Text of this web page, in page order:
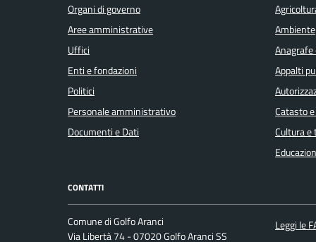
Organi di governo
Aree amministrative
Uffici
Enti e fondazioni
Politici
Personale amministrativo
Documenti e Dati
Ambiente
Appalti
Catasto
Cultura e
CONTATTI
Comune di Golfo Aranci
Via Libertà 74 - 07020 Golfo Aranci SS
Leggi le